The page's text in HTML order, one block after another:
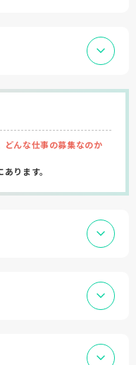
どんな仕事の募集なのか
ります。